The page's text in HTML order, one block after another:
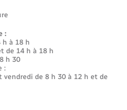
:
h à 18 h
de 14 h à 18 h
h 30
:
vendredi de 8 h 30 à 12 h et de